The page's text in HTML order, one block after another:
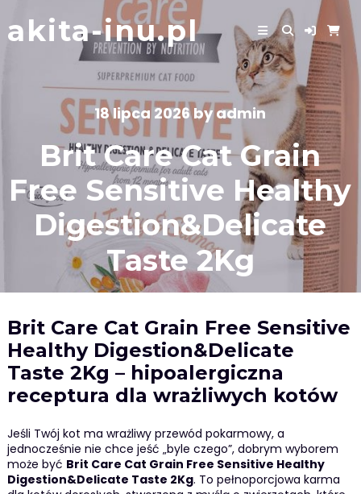
to
content
akita-inu.pl
18 lipca 2026byadmin
Brit Care Cat Grain
Free Sensitive Healthy
Digestion&Delicate
Taste 2Kg
Brit Care Cat Grain Free Sensitive
Healthy Digestion&Delicate
Taste 2Kg – hipoalergiczna
receptura dla wrażliwych kotów
Jeśli Twój kot ma wrażliwy przewód pokarmowy, a
jednocześnie nie chce jeść „byle czego”, dobrym wyborem
może być Brit Care Cat Grain Free Sensitive Healthy
Digestion&Delicate Taste 2Kg. To pełnoporcjowa karma